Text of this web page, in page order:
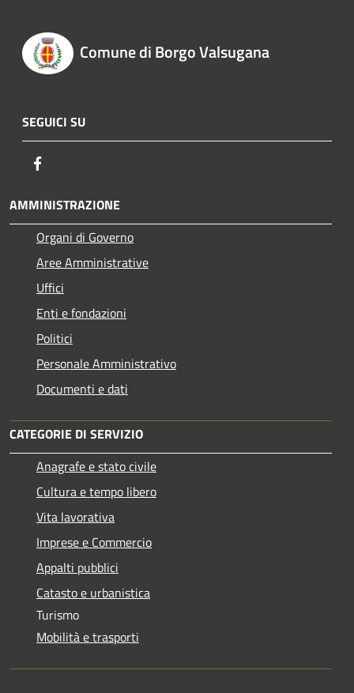
Comune di Borgo Valsugana
SEGUICI SU
AMMINISTRAZIONE
Organi di Governo
Aree Amministrative
Uffici
Enti e fondazioni
Politici
Personale Amministrativo
Documenti e dati
CATEGORIE DI SERVIZIO
Anagrafe e stato civile
Cultura e tempo libero
Vita lavorativa
Imprese e Commercio
Appalti pubblici
Catasto e urbanistica
Turismo
Mobilità e trasporti